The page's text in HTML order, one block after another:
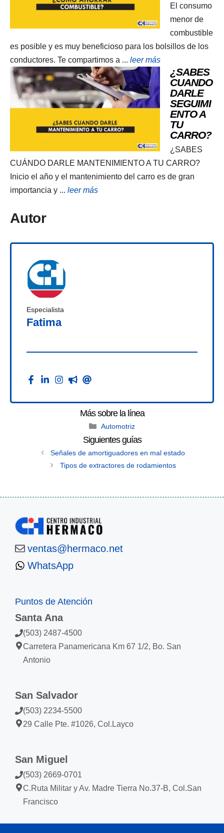
El consumo
menor de
combustible
es posible y es muy beneficioso para los bolsillos de los
conductores. Te compartimos a ... leer más
¿SABES
CUANDO
DARLE
SEGUIMI
ENTO A
TU
CARRO?
¿SABES
CUÁNDO DARLE MANTENIMIENTO A TU CARRO?
Inicio el año y el mantenimiento del carro es de gran
importancia y ... leer más
Autor
Especialista
Fatima
Categories
Automotriz
Señales de amortiguadores en mal estado
Tipos de extractores de rodamientos
ventas@hermaco.net
WhatsApp
Puntos de Atención
Santa Ana
(503) 2487-4500
Carretera Panamericana Km 67 1/2, Bo. San
Antonio
San Salvador
(503) 2234-5500
29 Calle Pte. #1026, Col.Layco
San Miguel
(503) 2669-0701
C.Ruta Militar y Av. Madre Tierra No.37-B, Col.San
Francisco